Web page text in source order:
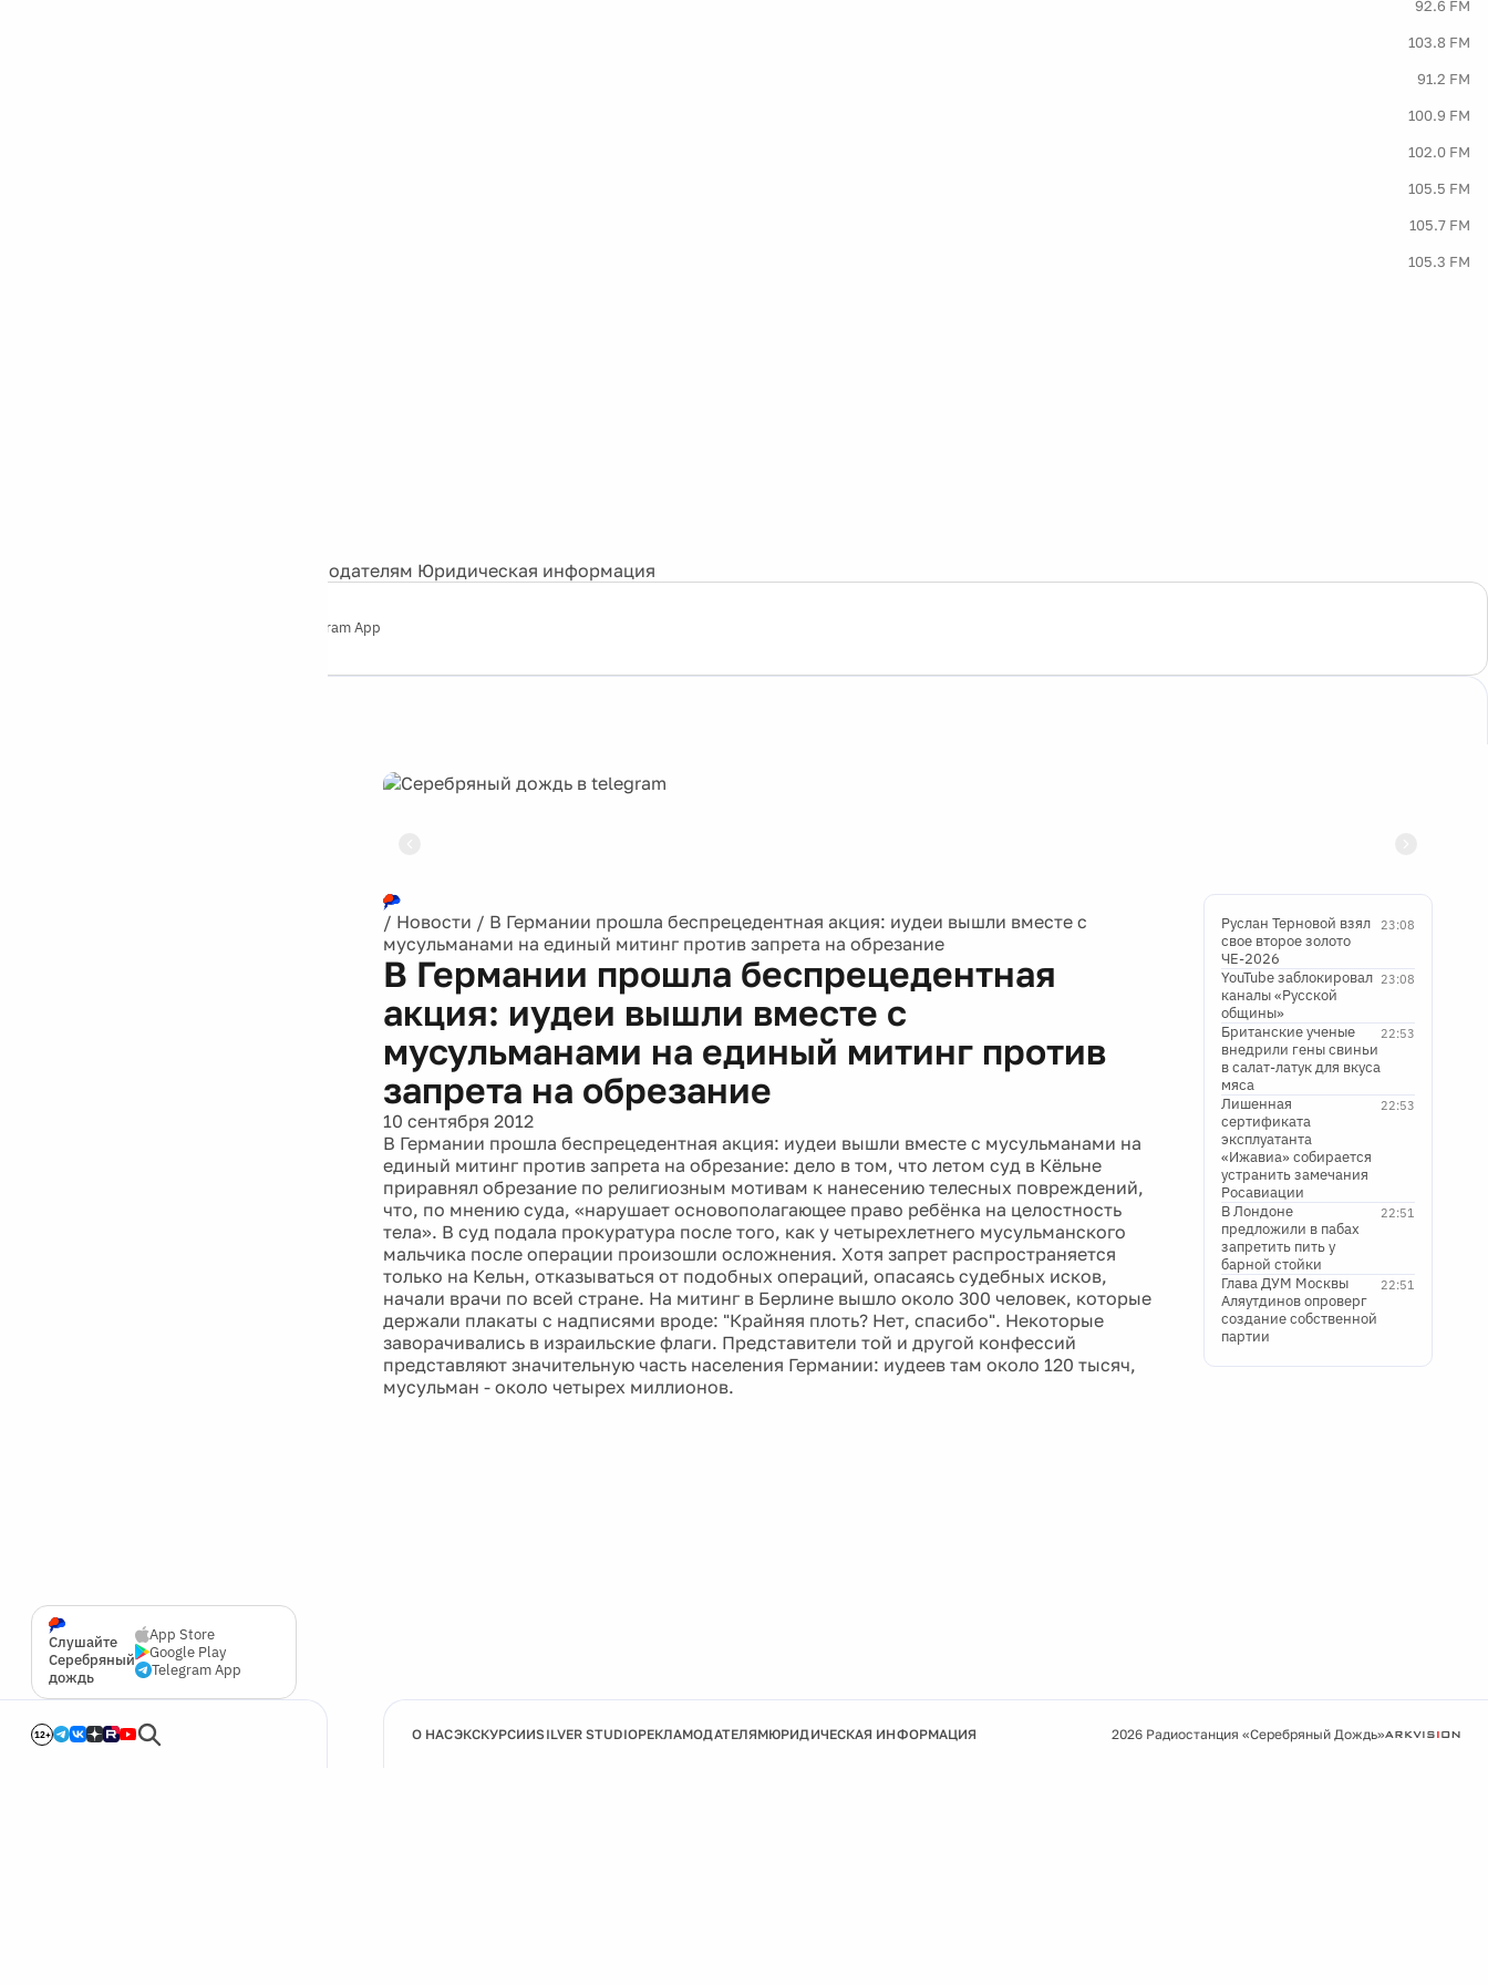
92.6 FM
103.8 FM
91.2 FM
100.9 FM
102.0 FM
105.5 FM
105.7 FM
105.3 FM
Рекламодателям Юридическая информация
Telegram App
Слушайте
Серебряный
дождь
App Store
Google Play
Telegram App
12+
/ Новости / В Германии прошла беспрецедентная акция: иудеи вышли вместе с
мусульманами на единый митинг против запрета на обрезание
В Германии прошла беспрецедентная
акция: иудеи вышли вместе с
мусульманами на единый митинг против
запрета на обрезание
10 сентября 2012
В Германии прошла беспрецедентная акция: иудеи вышли вместе с мусульманами на
единый митинг против запрета на обрезание: дело в том, что летом суд в Кёльне
приравнял обрезание по религиозным мотивам к нанесению телесных повреждений,
что, по мнению суда, «нарушает основополагающее право ребёнка на целостность
тела». В суд подала прокуратура после того, как у четырехлетнего мусульманского
мальчика после операции произошли осложнения. Хотя запрет распространяется
только на Кельн, отказываться от подобных операций, опасаясь судебных исков,
начали врачи по всей стране. На митинг в Берлине вышло около 300 человек, которые
держали плакаты с надписями вроде: "Крайняя плоть? Нет, спасибо". Некоторые
заворачивались в израильские флаги. Представители той и другой конфессий
представляют значительную часть населения Германии: иудеев там около 120 тысяч,
мусульман - около четырех миллионов.
23:08
Руслан Терновой взял
свое второе золото
ЧЕ-2026
23:08
YouTube заблокировал
каналы «Русской
общины»
22:53
Британские ученые
внедрили гены свиньи
в салат-латук для вкуса
мяса
22:53
Лишенная
сертификата
эксплуатанта
«Ижавиа» собирается
устранить замечания
Росавиации
22:51
В Лондоне
предложили в пабах
запретить пить у
барной стойки
22:51
Глава ДУМ Москвы
Аляутдинов опроверг
создание собственной
партии
О НАСЭКСКУРСИИSILVER STUDIOРЕКЛАМОДАТЕЛЯМЮРИДИЧЕСКАЯ ИНФОРМАЦИЯ 2026 Радиостанция «Серебряный Дождь»